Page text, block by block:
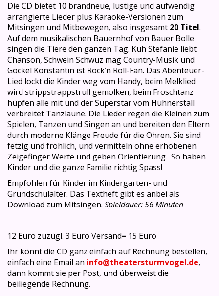
Die CD bietet 10 brandneue, lustige und aufwendig
arrangierte Lieder plus Karaoke-Versionen zum
Mitsingen und Mitbewegen, also insgesamt 20 Titel.
Auf dem musikalischen Bauernhof von Bauer Bolle
singen die Tiere den ganzen Tag. Kuh Stefanie liebt
Chanson, Schwein Schwuz mag Country-Musik und
Gockel Konstantin ist Rock’n Roll-Fan. Das Abenteuer-
Lied lockt die Kinder weg vom Handy, beim Melklied
wird strippstrappstrull gemolken, beim Froschtanz
hüpfen alle mit und der Superstar vom Hühnerstall
verbreitet Tanzlaune. Die Lieder regen die Kleinen zum
Spielen, Tanzen und Singen an und bereiten den Eltern
durch moderne Klänge Freude für die Ohren. Sie sind
fetzig und fröhlich, und vermitteln ohne erhobenen
Zeigefinger Werte und geben Orientierung. So haben
Kinder und die ganze Familie richtig Spass!
Empfohlen für Kinder im Kindergarten- und
Grundschulalter. Das Textheft gibt es anbei als
Download zum Mitsingen. Spieldauer: 56 Minuten
12 Euro zuzügl. 3 Euro Versand= 15 Euro
Ihr könnt die CD ganz einfach auf Rechnung bestellen,
einfach eine Email an info@theatersturmvogel.de,
dann kommt sie per Post, und überweist die
beiliegende Rechnung.